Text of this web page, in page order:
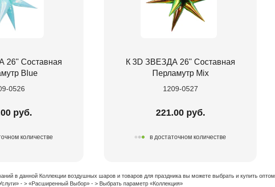
26" Составная
Blue
0526
руб.
количестве
К 3D ЗВЕЗДА 26" Составная
Перламутр Mix
1209-0527
221.00 руб.
в достаточном количестве
в данной Коллекции воздушных шаров и товаров для праздника вы можете выбрать и купить оптом
- > «Расширенный Выбор» - > Выбрать параметр «Коллекция»